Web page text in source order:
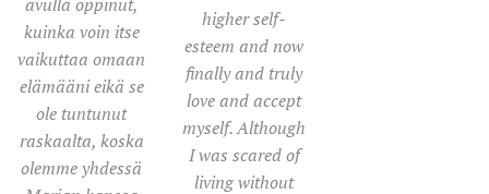
kuinka voin itse
vaikuttaa omaan
elämääni eikä se
ole tuntunut
raskaalta, koska
olemme yhdessä
higher self-
esteem and now
finally and truly
love and accept
myself. Although
I was scared of
living without